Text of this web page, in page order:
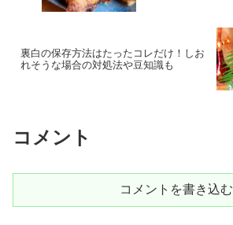
裏白の保存方法はたったコレだけ！しお
れそうな場合の対処法や豆知識も
コメント
コメントを書き込む